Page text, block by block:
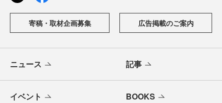
寄稿・取材企画募集 広告掲載のご案内
ニュース 記事
イベント BOOKS